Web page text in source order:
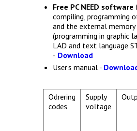
Free PC NEED software
compiling, programming
and the external memory
(programming in graphic
LAD and text language
- Download
User’s manual -
Odrering
codes
Supply
voltage